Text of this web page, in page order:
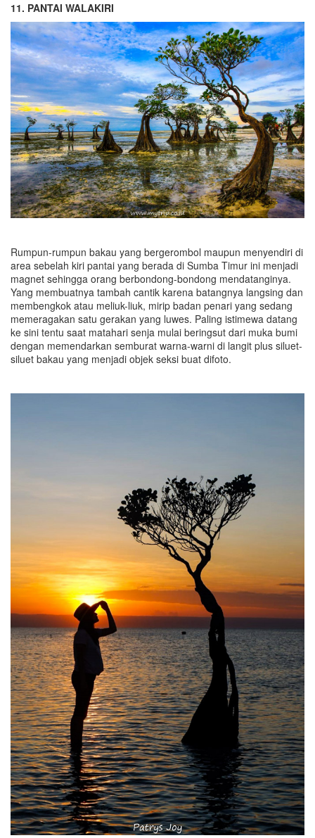
11. PANTAI WALAKIRI
Rumpun-rumpun bakau yang bergerombol maupun menyendiri di
area sebelah kiri pantai yang berada di Sumba Timur ini menjadi
magnet sehingga orang berbondong-bondong mendatanginya.
Yang membuatnya tambah cantik karena batangnya langsing dan
membengkok atau meliuk-liuk, mirip badan penari yang sedang
memeragakan satu gerakan yang luwes. Paling istimewa datang
ke sini tentu saat matahari senja mulai beringsut dari muka bumi
dengan memendarkan semburat warna-warni di langit plus siluet-
siluet bakau yang menjadi objek seksi buat difoto.